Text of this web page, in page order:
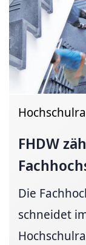
FHDW
Die
schneidet